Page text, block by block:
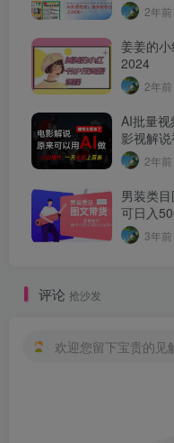
2年前
姜姜的
2024
2年前
AI批量
影视解
2年前
男装类
可日入
3年前
评论 抢沙发
欢迎您留下宝贵的见